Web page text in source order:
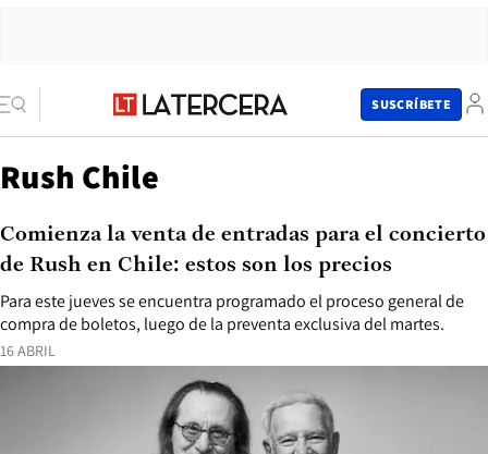
SUSCRÍBETE
Rush Chile
16 ABRIL
Para este jueves se encuentra programado el proceso general de
compra de boletos, luego de la preventa exclusiva del martes.
Comienza la venta de entradas para el concierto
de Rush en Chile: estos son los precios